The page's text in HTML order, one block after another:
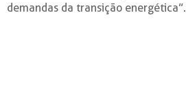
demandas da transição energética”.